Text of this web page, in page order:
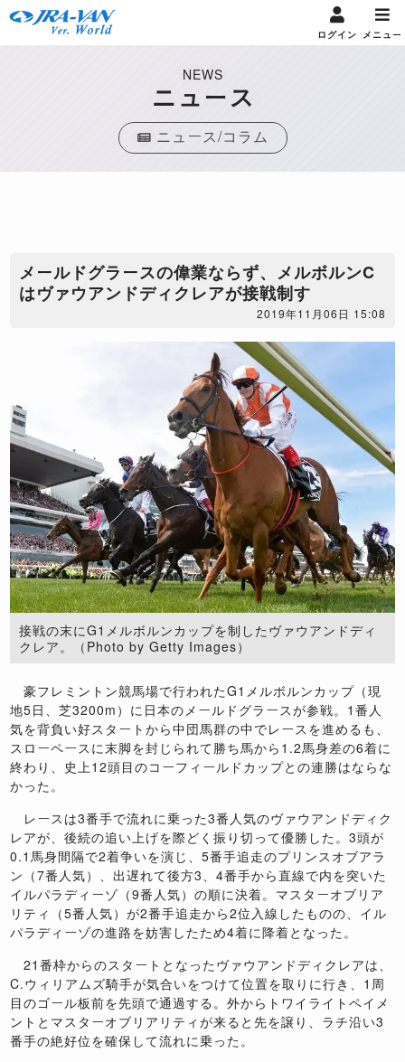
ログイン メニュー
NEWS
ニュース
ニュース/コラム
メールドグラースの偉業ならず、メルボルンC
はヴァウアンドディクレアが接戦制す
2019年11月06日 15:08
接戦の末にG1メルボルンカップを制したヴァウアンドディ
クレア。（Photo by Getty Images）
豪フレミントン競馬場で行われたG1メルボルンカップ（現
地5日、芝3200m）に日本のメールドグラースが参戦。1番人
気を背負い好スタートから中団馬群の中でレースを進めるも、
スローペースに末脚を封じられて勝ち馬から1.2馬身差の6着に
終わり、史上12頭目のコーフィールドカップとの連勝はならな
かった。
レースは3番手で流れに乗った3番人気のヴァウアンドディク
レアが、後続の追い上げを際どく振り切って優勝した。3頭が
0.1馬身間隔で2着争いを演じ、5番手追走のプリンスオブアラ
ン（7番人気）、出遅れて後方3、4番手から直線で内を突いた
イルパラディーゾ（9番人気）の順に決着。マスターオブリア
リティ（5番人気）が2番手追走から2位入線したものの、イル
パラディーゾの進路を妨害したため4着に降着となった。
21番枠からのスタートとなったヴァウアンドディクレアは、
C.ウィリアムズ騎手が気合いをつけて位置を取りに行き、1周
目のゴール板前を先頭で通過する。外からトワイライトペイメ
ントとマスターオブリアリティが来ると先を譲り、ラチ沿い3
番手の絶好位を確保して流れに乗った。